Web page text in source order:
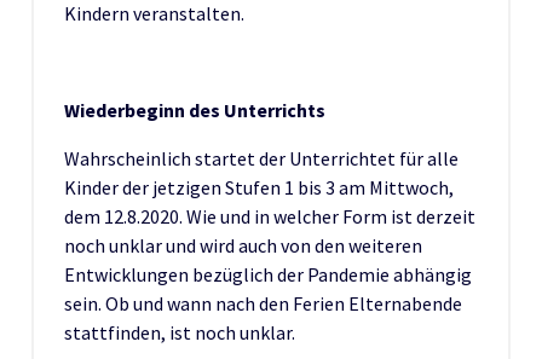
Kindern veranstalten.
Wiederbeginn des Unterrichts
Wahrscheinlich startet der Unterrichtet für alle
Kinder der jetzigen Stufen 1 bis 3 am Mittwoch,
dem 12.8.2020. Wie und in welcher Form ist derzeit
noch unklar und wird auch von den weiteren
Entwicklungen bezüglich der Pandemie abhängig
sein. Ob und wann nach den Ferien Elternabende
stattfinden, ist noch unklar.